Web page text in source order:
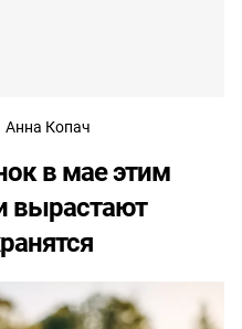
Анна Копач
в мае этим
вырастают